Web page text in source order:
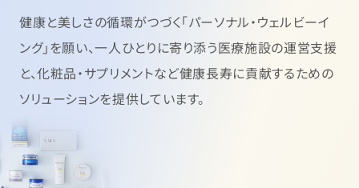
健康と美しさの循環がつづく「パーソナル・ウェルビーイ
ング」を願い、一人ひとりに寄り添う医療施設の運営支援
と、化粧品・サプリメントなど健康長寿に貢献するための
ソリューションを提供しています。